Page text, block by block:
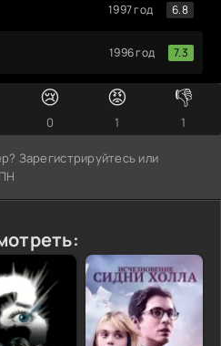
1996 год 7.3
1997 год 6.8
😢
0
😡
1
👎
1
Зарегистрируйтесь или